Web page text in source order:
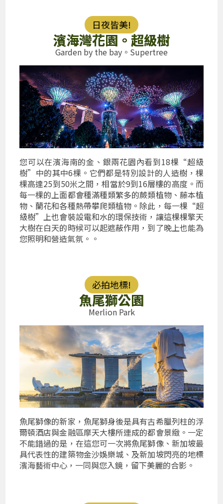
日夜皆美!
濱海灣花園。超級樹
Garden by the bay。Supertree
您可以在濱海南的金、銀兩花園內看到18棵“超級
樹”中的其中6棵。它們都是特別設計的人造樹，棵
棵高達25到50米之間，相當於9到16層樓的高度。而
每一棵的上面都會種滿種類繁多的蕨類植物、藤本植
物、蘭花和各種熱帶攀爬類植物。除此，每一棵“超
級樹”上也會裝設電和水的環保技術，讓這棵棵擎天
大樹在白天的時候可以起遮蔽作用，到了晚上也能為
您照明和營造氣氛。。
必拍地標!
魚尾獅公園
Merlion Park
魚尾獅像的新家，魚尾獅身後是具有古希臘列柱的浮
爾頓酒店與金融區摩天大樓所連成的都會景緻。一定
不能錯過的是，在這您可一次將魚尾獅像、新加坡最
具代表性的建築物金沙娛樂城、及新加坡閃亮的地標
濱海藝術中心，一同與您入鏡，留下美麗的合影。